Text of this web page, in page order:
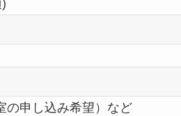
の申し込み希望）など